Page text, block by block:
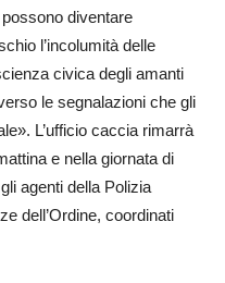
diventare
l’incolumità delle
civica degli amanti
le segnalazioni che gli
L’ufficio caccia rimarrà
e nella giornata di
agenti della Polizia
dell’Ordine, coordinati